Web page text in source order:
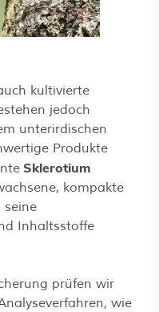
kultivierte
jedoch
unterirdischen
Produkte
Sklerotium
kompakte
seine
Inhaltsstoffe
prüfen wir
wie